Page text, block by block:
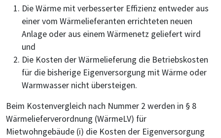
Die Wärme mit verbesserter Effizienz entweder aus
einer vom Wärmelieferanten errichteten neuen
Anlage oder aus einem Wärmenetz geliefert wird
und
Die Kosten der Wärmelieferung die Betriebskosten
für die bisherige Eigenversorgung mit Wärme oder
Warmwasser nicht übersteigen.
Beim Kostenvergleich nach Nummer 2 werden in § 8
Wärmelieferverordnung (WärmeLV) für
Mietwohngebäude (i) die Kosten der Eigenversorgung